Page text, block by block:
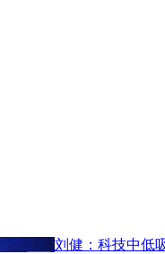
刘健：科技中低